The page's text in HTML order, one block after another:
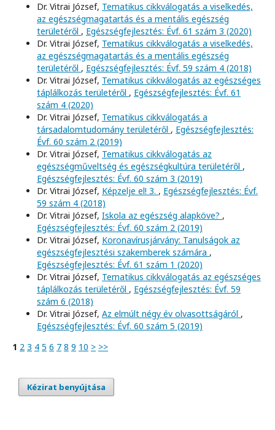
Dr. Vitrai József, Tematikus cikkválogatás a viselkedés,
az egészségmagatartás és a mentális egészség
területéről , Egészségfejlesztés: Évf. 61 szám 3 (2020)
Dr. Vitrai József, Tematikus cikkválogatás a viselkedés,
az egészségmagatartás és a mentális egészség
területéről , Egészségfejlesztés: Évf. 59 szám 4 (2018)
Dr. Vitrai József, Tematikus cikkválogatás az egészséges
táplálkozás területéről , Egészségfejlesztés: Évf. 61
szám 4 (2020)
Dr. Vitrai József, Tematikus cikkválogatás a
társadalomtudomány területéről , Egészségfejlesztés:
Évf. 60 szám 2 (2019)
Dr. Vitrai József, Tematikus cikkválogatás az
egészségműveltség és egészségkultúra területéről ,
Egészségfejlesztés: Évf. 60 szám 3 (2019)
Dr. Vitrai József, Képzelje el! 3. , Egészségfejlesztés: Évf.
59 szám 4 (2018)
Dr. Vitrai József, Iskola az egészség alapköve? ,
Egészségfejlesztés: Évf. 60 szám 2 (2019)
Dr. Vitrai József, Koronavírusjárvány: Tanulságok az
egészségfejlesztési szakemberek számára ,
Egészségfejlesztés: Évf. 61 szám 1 (2020)
Dr. Vitrai József, Tematikus cikkválogatás az egészséges
táplálkozás területéről , Egészségfejlesztés: Évf. 59
szám 6 (2018)
Dr. Vitrai József, Az elmúlt négy év olvasottságáról ,
Egészségfejlesztés: Évf. 60 szám 5 (2019)
1 2 3 4 5 6 7 8 9 10 > >>
Kézirat benyújtása